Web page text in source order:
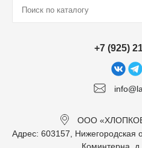
+7 (925)
ООО
Адрес: 603157, Нижегородская